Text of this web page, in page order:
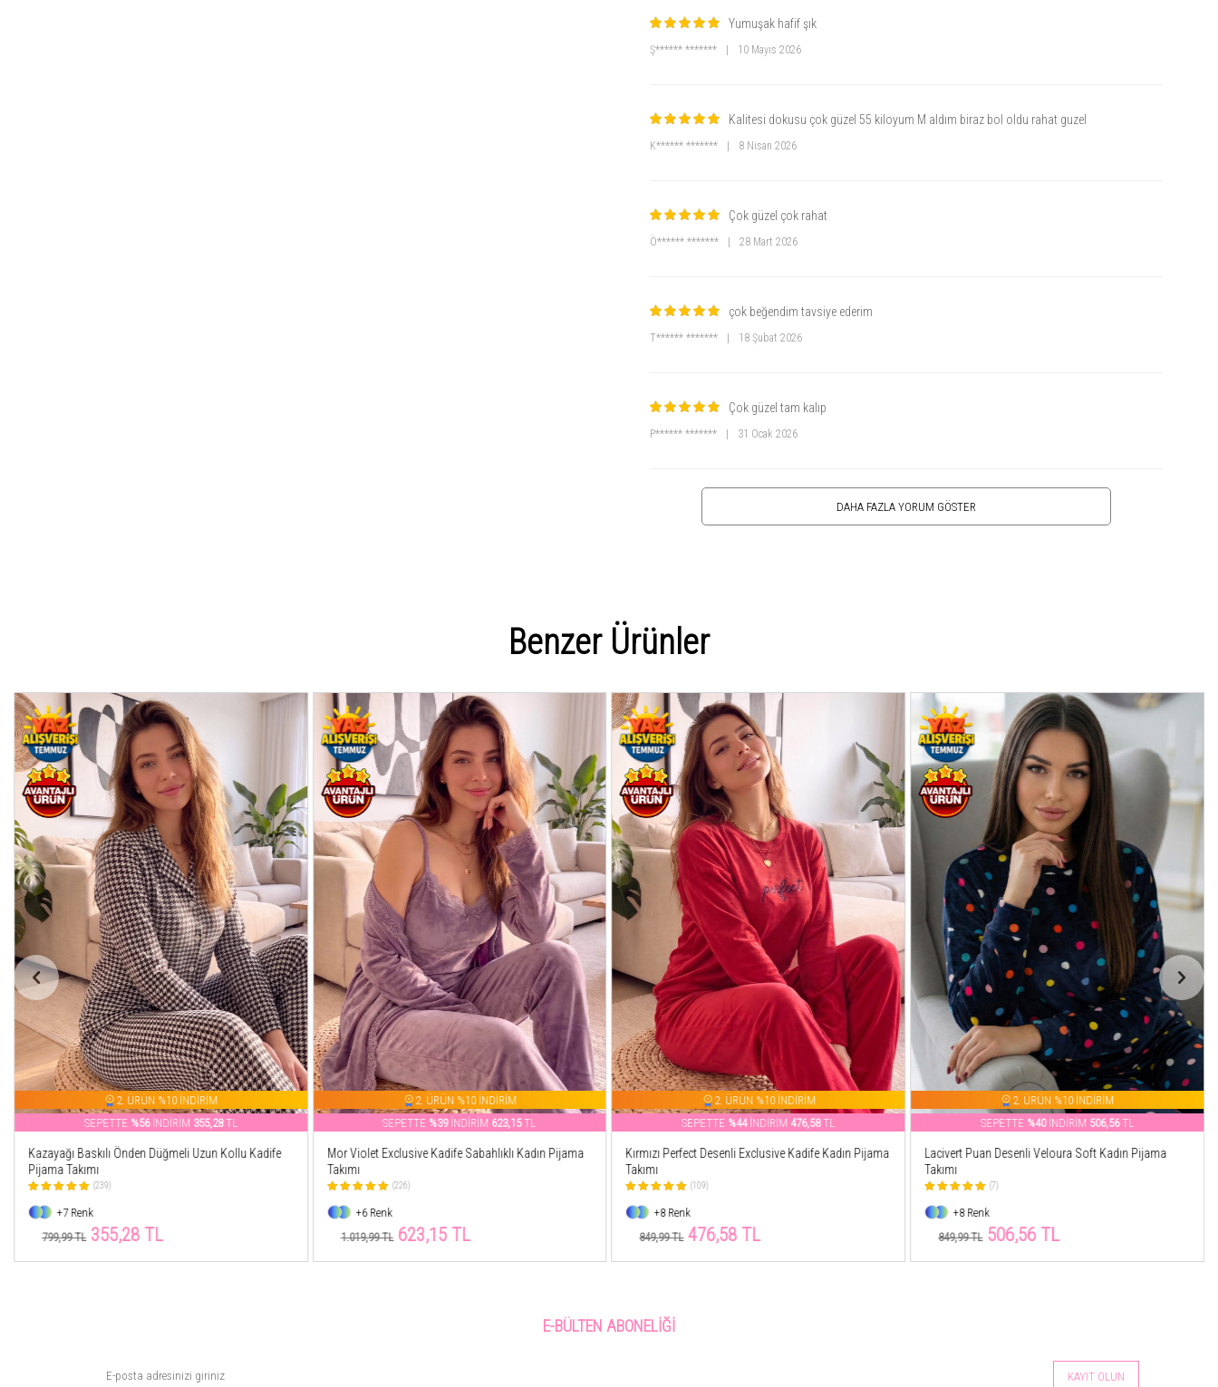
Yumuşak hafif şık
Ş****** ******* 10 Mayıs 2026
Kalitesi dokusu çok güzel 55 kiloyum M aldım biraz bol oldu rahat guzel
K****** ******* 8 Nisan 2026
Çok güzel çok rahat
Ö****** ******* 28 Mart 2026
çok beğendim tavsiye ederim
T****** ******* 18 Şubat 2026
Çok güzel tam kalıp
P****** ******* 31 Ocak 2026
DAHA FAZLA YORUM GÖSTER
Benzer Ürünler
2. ÜRÜN %10 İNDİRİM
SEPETTE %39İNDİRİM 623,15TL
Mor Violet Exclusive Kadife Sabahlıklı Kadın Pijama
Takımı
(226)
+6 Renk
1.019,99 TL 623,15 TL
2. ÜRÜN %10 İNDİRİM
SEPETTE %44İNDİRİM 476,58TL
Kırmızı Perfect Desenli Exclusive Kadife Kadın Pijama
Takımı
(109)
+8 Renk
849,99 TL 476,58 TL
2. ÜRÜN %10 İNDİRİM
SEPETTE %40İNDİRİM506,56TL
Lacivert Puan Desenli Veloura Soft Kadın Pijama
Takımı
(7)
+8 Renk
849,99 TL 506,56 TL
2. ÜRÜN %10 İNDİRİM
SEPETTE %55İNDİRİM 386,74TL
Pembe Ekose Desenli Veloura Soft Kadın Pijama
Takımı
(4)
+8 Renk
849,99 TL 386,74 TL
E-BÜLTEN ABONELIĞI
KAYIT OLUN